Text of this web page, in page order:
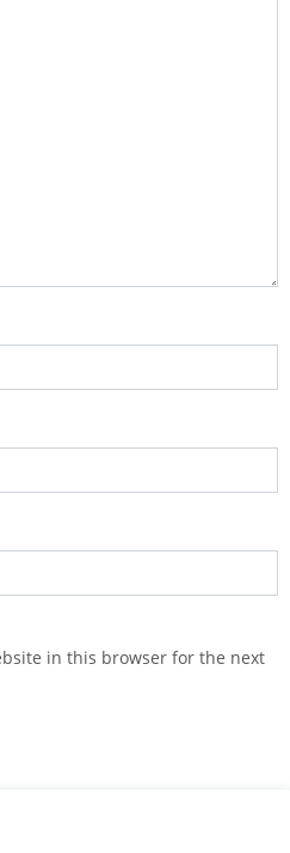
in this browser for the next